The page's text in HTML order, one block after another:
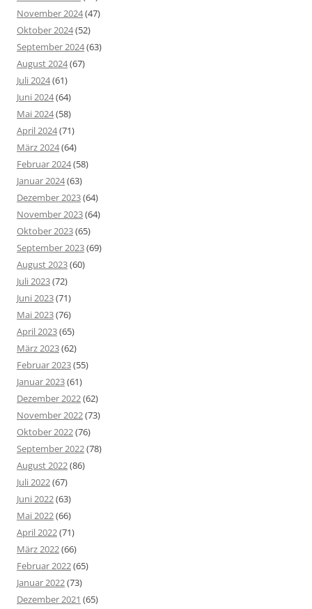
November 2024(47)
Oktober 2024(52)
September 2024(63)
August 2024(67)
Juli 2024(61)
Juni 2024(64)
Mai 2024(58)
April 2024(71)
März 2024(64)
Februar 2024(58)
Januar 2024(63)
Dezember 2023(64)
November 2023(64)
Oktober 2023(65)
September 2023(69)
August 2023(60)
Juli 2023(72)
Juni 2023(71)
Mai 2023(76)
April 2023(65)
März 2023(62)
Februar 2023(55)
Januar 2023(61)
Dezember 2022(62)
November 2022(73)
Oktober 2022(76)
September 2022(78)
August 2022(86)
Juli 2022(67)
Juni 2022(63)
Mai 2022(66)
April 2022(71)
März 2022(66)
Februar 2022(65)
Januar 2022(73)
Dezember 2021 (65)